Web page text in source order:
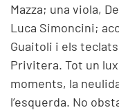
Mazza; una viola,
Luca Simoncini;
Guaitoli i els
Privitera. Tot un
moments, la
l’esquerda. No